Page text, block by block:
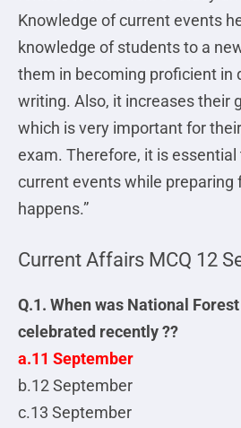
Knowledge of current events
knowledge of students to a
them in becoming proficient in
writing. Also, it increases their
which is very important for
exam. Therefore, it is
current events while preparing
happens.”
Current Affairs MCQ 12
Q.1. When was National
celebrated recently ??
a.11 September
b.12 September
c.13 September